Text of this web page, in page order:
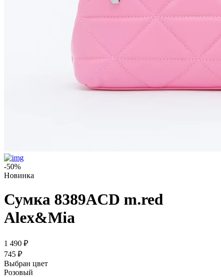
-50%
Новинка
Сумка 8389ACD m.red
Alex&Mia
1 490 ₽
745 ₽
Выбран цвет
Розовый